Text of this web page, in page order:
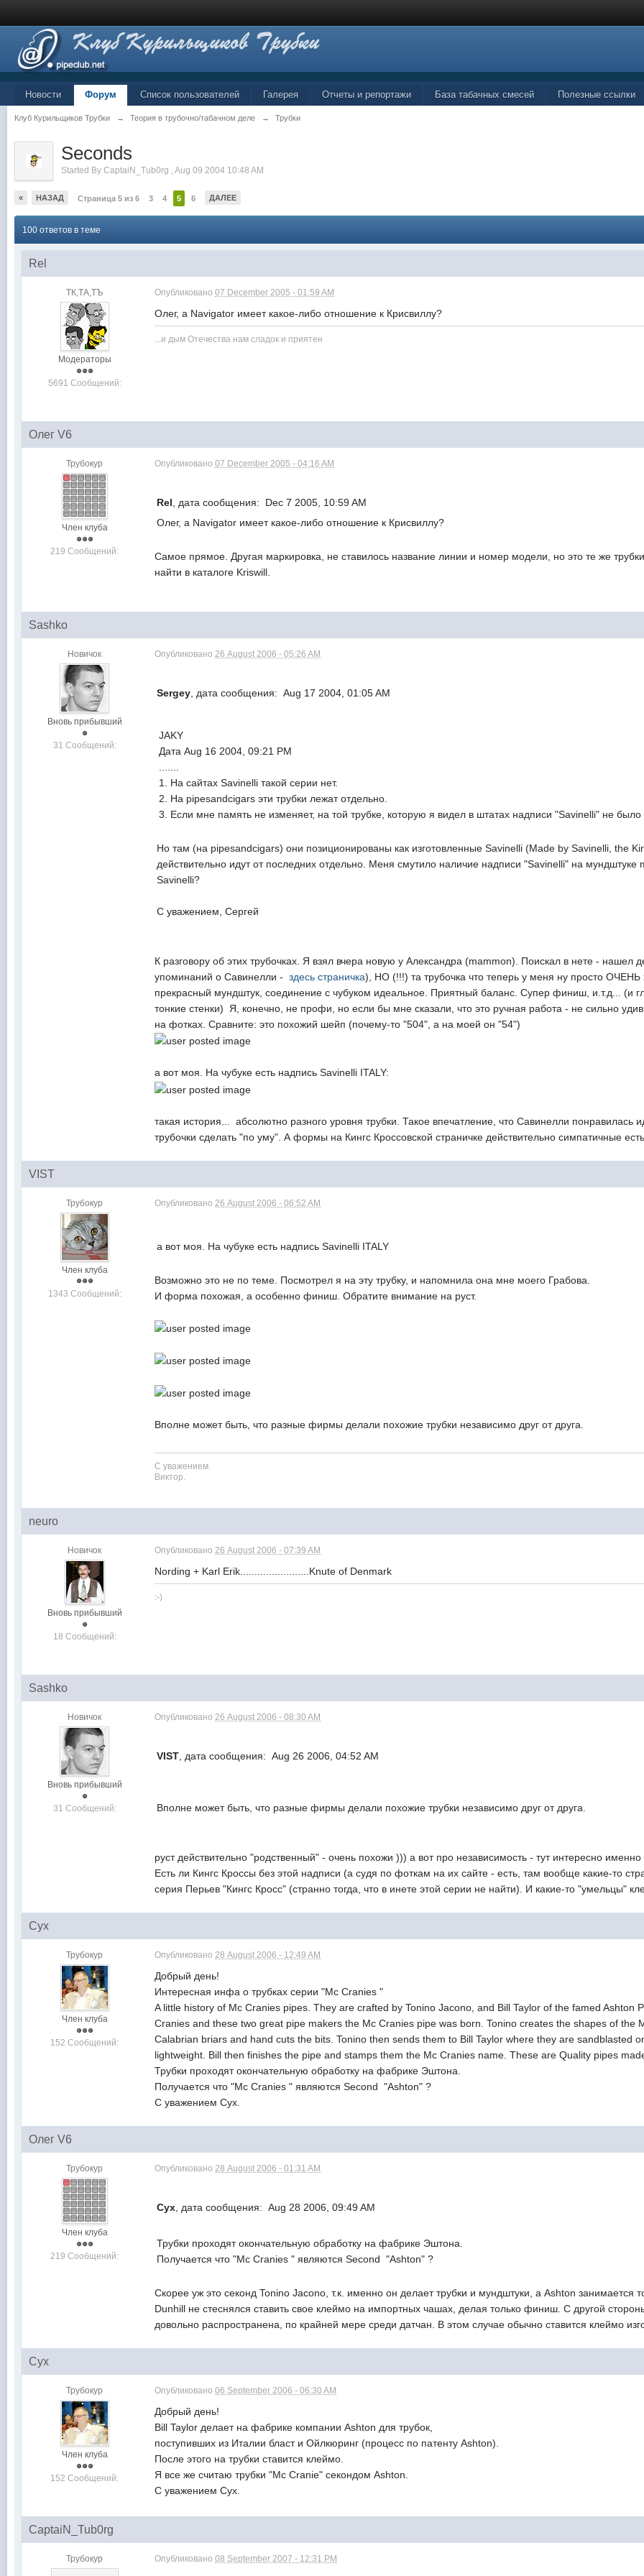
Новости Форум Список пользователей Галерея Отчеты и репортажи База табачных смесей Полезные ссылки
Клуб Курильщиков Трубки → Теория в трубочно/табачном деле → Трубки
Seconds
Started ByCaptaiN_Tub0rg ,Aug 09 2004 10:48 AM
« НАЗАД Страница 5 из 6 3 4 5 6 ДАЛЕЕ
100 ответов в теме
Rel
ТК,ТА,ТЪ
Модераторы
5691 Сообщений:
Опубликовано07 December 2005 - 01:59 AM
Олег, а Navigator имеет какое-либо отношение к Крисвиллу?
...и дым Отечества нам сладок и приятен
Олег V6
Трубокур
Член клуба
219 Сообщений:
Опубликовано07 December 2005 - 04:16 AM
Rel , дата сообщения: Dec 7 2005, 10:59 AM
Олег, а Navigator имеет какое-либо отношение к Крисвиллу?
Самое прямое. Другая маркировка, не ставилось название линии и номер модели, но это те же
найти в каталоге Kriswill.
Sashko
Новичок
Вновь прибывший
31 Сообщений:
Опубликовано26 August 2006 - 05:26 AM
Sergey , дата сообщения: Aug 17 2004, 01:05 AM
JAKY
Дата Aug 16 2004, 09:21 PM
1. На сайтах Savinelli такой серии нет.
2. На pipesandcigars эти трубки лежат отдельно.
3. Если мне память не изменяет, на той трубке, которую я видел в штатах надписи "Savinelli" не было
Но там (на pipesandcigars) они позиционированы как изготовленные Savinelli (Made by Savinelli, the
действительно идут от последних отдельно. Меня смутило наличие надписи "Savinelli" на мундштуке
Savinelli?
С уважением, Сергей
К разговору об этих трубочках. Я взял вчера новую у Александра (mammon). Поискал в нете - нашел
упоминаний о Савинелли -здесь страничка), НО (!!!) та трубочка что теперь у меня ну просто
прекрасный мундштук, соединение с чубуком идеальное. Приятный баланс. Супер финиш, и.т.д... (и
тонкие стенки) Я, конечно, не профи, но если бы мне сказали, что это ручная работа - не сильно
на фотках. Сравните: это похожий шейп (почему-то "504", а на моей он "54")
а вот моя. На чубуке есть надпись Savinelli ITALY:
такая история... абсолютно разного уровня трубки. Такое впечатление, что Савинелли
трубочки сделать "по уму". А формы на Кингс Кроссовской страничке действительно симпатичные
VIST
Трубокур
Член клуба
1343 Сообщений:
Опубликовано 26 August 2006 - 06:52 AM
а вот моя. На чубуке есть надпись Savinelli ITALY
Возможно это не по теме. Посмотрел я на эту трубку, и напомнила она мне моего Грабова.
И форма похожая, а особенно финиш. Обратите внимание на руст.
Вполне может быть, что разные фирмы делали похожие трубки независимо друг от друга.
С уважением.
Виктор.
neuro
Новичок
Вновь прибывший
18 Сообщений:
Опубликовано26 August 2006 - 07:39 AM
Nording + Karl Erik........................Knute of Denmark
:-)
Sashko
Новичок
Вновь прибывший
31 Сообщений:
Опубликовано26 August 2006 - 08:30 AM
VIST, дата сообщения: Aug 26 2006, 04:52 AM
Вполне может быть, что разные фирмы делали похожие трубки независимо друг от друга.
руст действительно "родственный" - очень похожи ))) а вот про независимость - тут интересно
Есть ли Кингс Кроссы без этой надписи (а судя по фоткам на их сайте - есть, там вообще какие-то
серия Перьев "Кингс Кросс" (странно тогда, что в инете этой серии не найти). И какие-то "умельцы"
Сух
Трубокур
Член клуба
152 Сообщений:
Опубликовано28 August 2006 - 12:49 AM
Добрый день!
Интересная инфа о трубках серии "Mc Cranies "
A little history of Mc Cranies pipes. They are crafted by Tonino Jacono, and Bill Taylor of the famed
Cranies and these two great pipe makers the Mc Cranies pipe was born. Tonino creates the shapes of
Calabrian briars and hand cuts the bits. Tonino then sends them to Bill Taylor where they are sandblasted
lightweight. Bill then finishes the pipe and stamps them the Mc Cranies name. These are Quality pipes
Трубки проходят окончательную обработку на фабрике Эштона.
Получается что "Mc Cranies " являются Second "Ashton" ?
С уважением Сух.
Олег V6
Трубокур
Член клуба
219 Сообщений:
Опубликовано28 August 2006 - 01:31 AM
Сух, дата сообщения: Aug 28 2006, 09:49 AM
Трубки проходят окончательную обработку на фабрике Эштона.
Получается что "Mc Cranies " являются Second "Ashton" ?
Скорее уж это секонд Tonino Jacono, т.к. именно он делает трубки и мундштуки, а Ashton занимается
Dunhill не стеснялся ставить свое клеймо на импортных чашах, делая только финиш. С другой
довольно распространена, по крайней мере среди датчан. В этом случае обычно ставится клеймо
Сух
Трубокур
Член клуба
152 Сообщений:
Опубликовано06 September 2006 - 06:30 AM
Добрый день!
Bill Taylor делает на фабрике компании Ashton для трубок,
поступивших из Италии бласт и Ойлкюринг (процесс по патенту Ashton).
После этого на трубки ставится клеймо.
Я все же считаю трубки "Mc Cranie" секондом Ashton.
С уважением Сух.
CaptaiN_Tub0rg
Трубокур Опубликовано08 September 2007 - 12:31 PM